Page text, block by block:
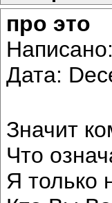
про это
Написано:
Дата:
Значит
Что
Я только